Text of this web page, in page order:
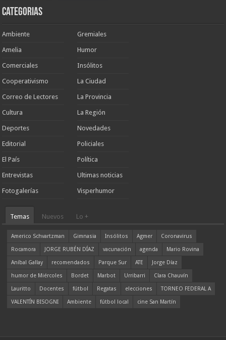
Categorias
Ambiente
Amelia
Comerciales
Cooperativismo
Correo de Lectores
Cultura
Deportes
Editorial
El País
Entrevistas
Fotogalerías
Gremiales
Humor
Insólitos
La Ciudad
La Provincia
La Región
Novedades
Policiales
Política
Ultimas noticias
Visperhumor
Temas Nuevos Lo +
Americo Schvartzman Gimnasia Insólitos Agmer
Coronavirus
Rocamora
JORGE RUBÉN DÍAZ vacunación agenda
Mario Rovina
Aníbal Gallay
recomendados Parque Sur ATE
Jorge Díaz
humor de Miércoles
Bordet Marbot Urribarri
Clara Chauvín
Lauritto
Docentes fútbol Regatas elecciones
TORNEO FEDERAL A
VALENTÍN BISOGNI
Ambiente fútbol local cine San Martín